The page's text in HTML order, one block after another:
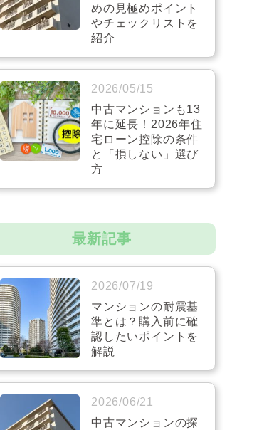
めの見極めポイント
やチェックリストを
紹介
2026/05/15
中古マンションも13
年に延長！2026年住
宅ローン控除の条件
と「損しない」選び
方
最新記事
2026/07/19
マンションの耐震基
準とは？購入前に確
認したいポイントを
解説
2026/06/21
中古マンションの探